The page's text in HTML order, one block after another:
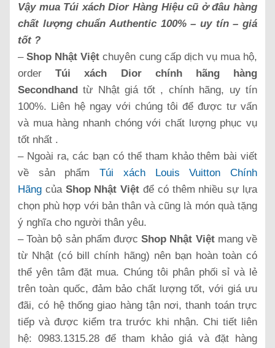
Vậy mua Túi xách Dior Hàng Hiệu cũ ở đâu hàng
chất lượng chuẩn Authentic 100% – uy tín – giá
tốt ?
–Shop Nhật Việt chuyên cung cấp dịch vụ mua hộ,
orderTúi xách Dior chính hãng hàng
Secondhand từ Nhật giá tốt , chính hãng, uy tín
100%. Liên hệ ngay với chúng tôi để được tư vấn
và mua hàng nhanh chóng với chất lượng phục vụ
tốt nhất .
– Ngoài ra, các bạn có thể tham khảo thêm bài viết
về sản phẩmTúi xách Louis Vuitton Chính
Hãng củaShop Nhật Việt để có thêm nhiều sự lựa
chọn phù hợp với bản thân và cũng là món quà tặng
ý nghĩa cho người thân yêu.
– Toàn bộ sản phẩm đượcShop Nhật Việt mang về
từ Nhật (có bill chính hãng) nên bạn hoàn toàn có
thể yên tâm đặt mua. Chúng tôi phân phối sỉ và lẻ
trên toàn quốc, đảm bảo chất lượng tốt, với giá ưu
đãi, có hệ thống giao hàng tận nơi, thanh toán trực
tiếp và được kiểm tra trước khi nhận. Chi tiết liên
hệ: 0983.1315.28 để tham khảo giá và đặt hàng